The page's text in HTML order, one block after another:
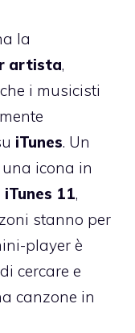
la
artista,
i musicisti
iTunes. Un
icona in
iTunes 11,
stanno per
player è
cercare e
canzone in